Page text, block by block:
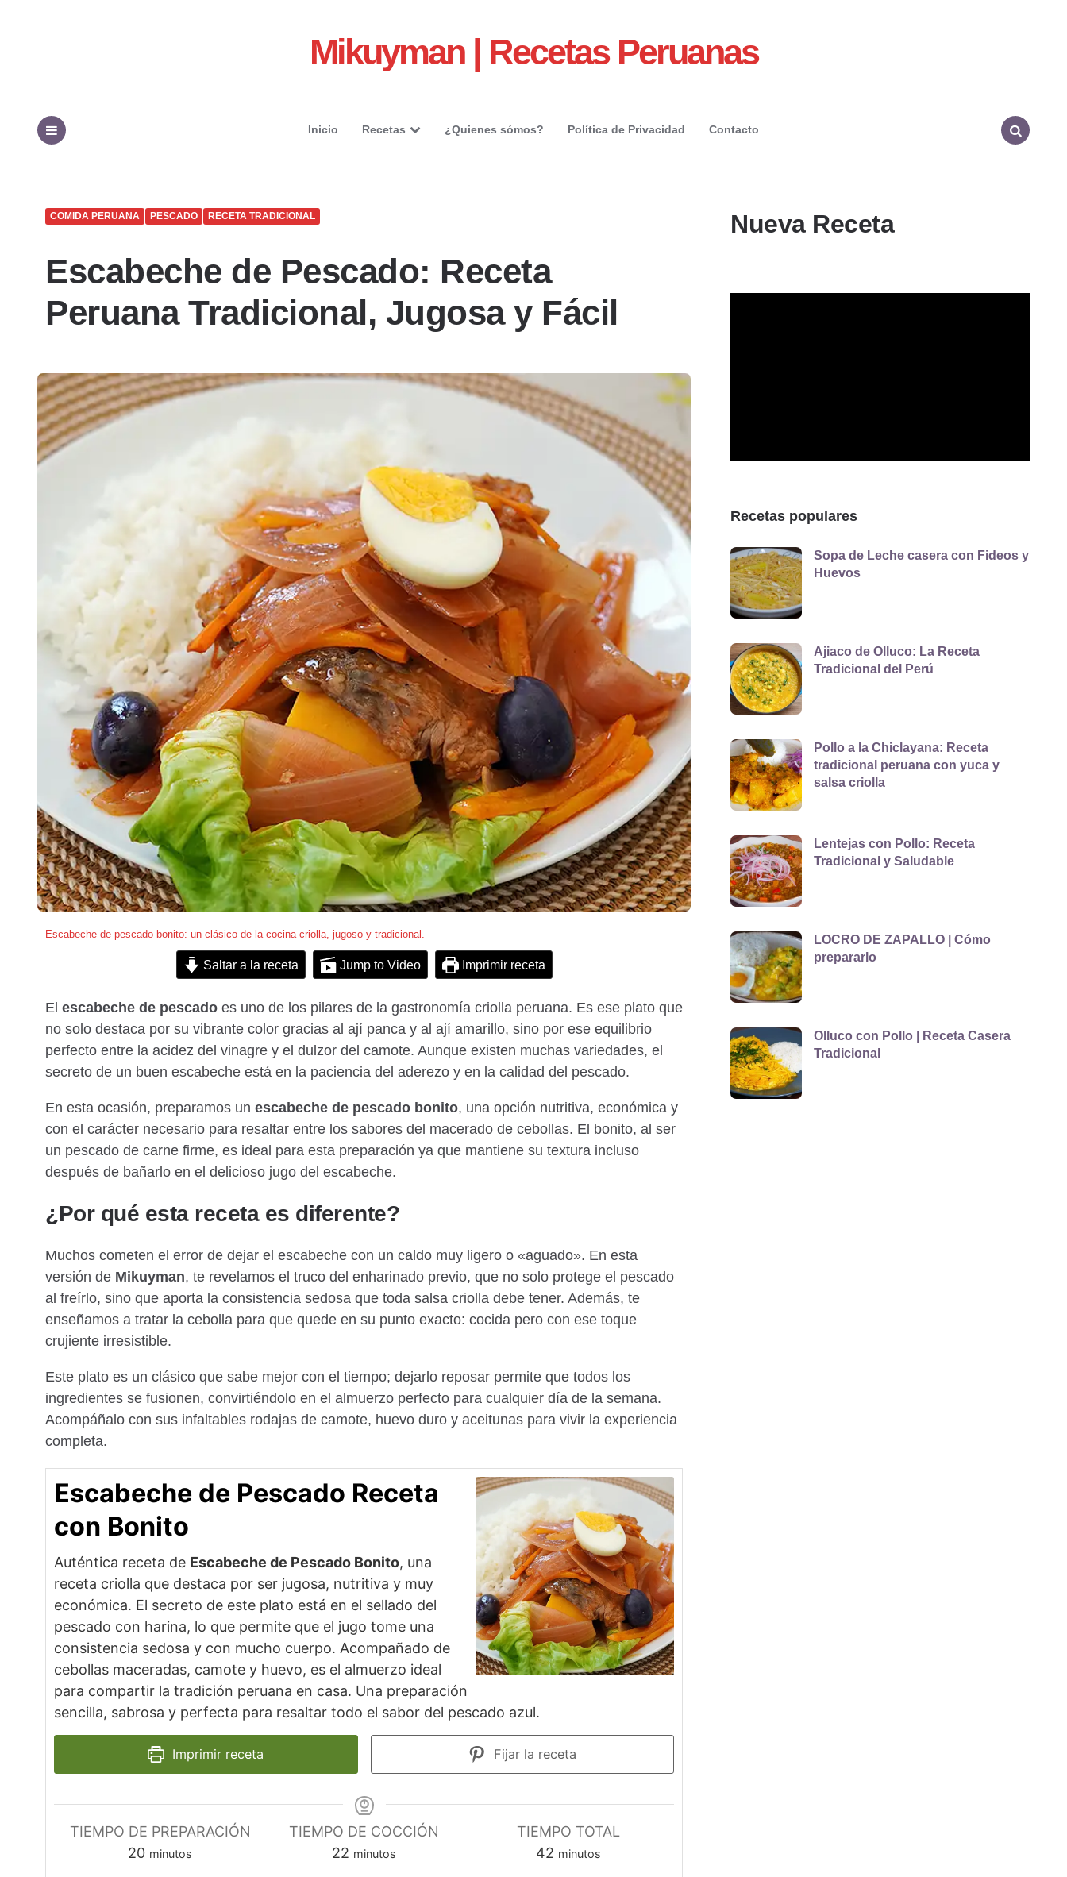
Mikuyman | Recetas Peruanas
Inicio Recetas ¿Quienes sómos? Política de Privacidad Contacto
Escabeche de pescado bonito: un clásico de la cocina criolla, jugoso y tradicional.
COMIDA PERUANA PESCADO RECETA TRADICIONAL
Escabeche de Pescado: Receta
Peruana Tradicional, Jugosa y Fácil
Saltar a la receta Jump to Video Imprimir receta
El escabeche de pescado es uno de los pilares de la gastronomía criolla peruana. Es ese plato que
no solo destaca por su vibrante color gracias al ají panca y al ají amarillo, sino por ese equilibrio
perfecto entre la acidez del vinagre y el dulzor del camote. Aunque existen muchas variedades, el
secreto de un buen escabeche está en la paciencia del aderezo y en la calidad del pescado.
En esta ocasión, preparamos un escabeche de pescado bonito, una opción nutritiva, económica y
con el carácter necesario para resaltar entre los sabores del macerado de cebollas. El bonito, al ser
un pescado de carne firme, es ideal para esta preparación ya que mantiene su textura incluso
después de bañarlo en el delicioso jugo del escabeche.
¿Por qué esta receta es diferente?
Muchos cometen el error de dejar el escabeche con un caldo muy ligero o «aguado». En esta
versión de Mikuyman, te revelamos el truco del enharinado previo, que no solo protege el pescado
al freírlo, sino que aporta la consistencia sedosa que toda salsa criolla debe tener. Además, te
enseñamos a tratar la cebolla para que quede en su punto exacto: cocida pero con ese toque
crujiente irresistible.
Este plato es un clásico que sabe mejor con el tiempo; dejarlo reposar permite que todos los
ingredientes se fusionen, convirtiéndolo en el almuerzo perfecto para cualquier día de la semana.
Acompáñalo con sus infaltables rodajas de camote, huevo duro y aceitunas para vivir la experiencia
completa.
Escabeche de Pescado Receta
con Bonito
Auténtica receta de Escabeche de Pescado Bonito, una
receta criolla que destaca por ser jugosa, nutritiva y muy
económica. El secreto de este plato está en el sellado del
pescado con harina, lo que permite que el jugo tome una
consistencia sedosa y con mucho cuerpo. Acompañado de
cebollas maceradas, camote y huevo, es el almuerzo ideal
para compartir la tradición peruana en casa. Una preparación
sencilla, sabrosa y perfecta para resaltar todo el sabor del pescado azul.
Imprimir receta Fijar la receta
TIEMPO DE PREPARACIÓN
20minutos
minutos
TIEMPO DE COCCIÓN
22 minutos
minutos
TIEMPO TOTAL
42minutos
minutos
Nueva Receta
Recetas populares
Sopa de Leche casera con Fideos y
Huevos
Ajiaco de Olluco: La Receta
Tradicional del Perú
Pollo a la Chiclayana: Receta
tradicional peruana con yuca y
salsa criolla
Lentejas con Pollo: Receta
Tradicional y Saludable
LOCRO DE ZAPALLO | Cómo
prepararlo
Olluco con Pollo | Receta Casera
Tradicional